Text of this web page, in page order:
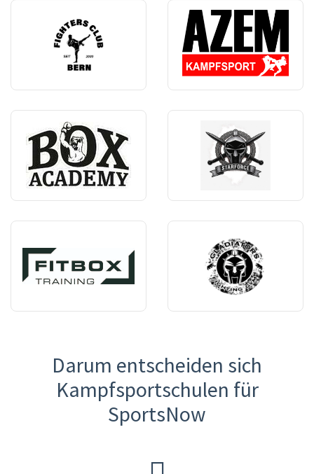
Darum entscheiden sich
Kampfsportschulen für
SportsNow